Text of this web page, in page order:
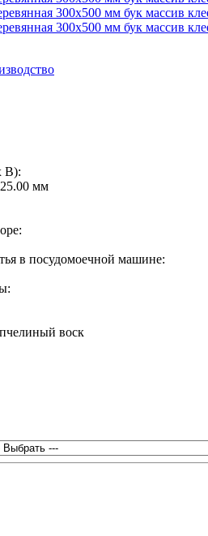
В):
мм
в посудомоечной машине:
воск